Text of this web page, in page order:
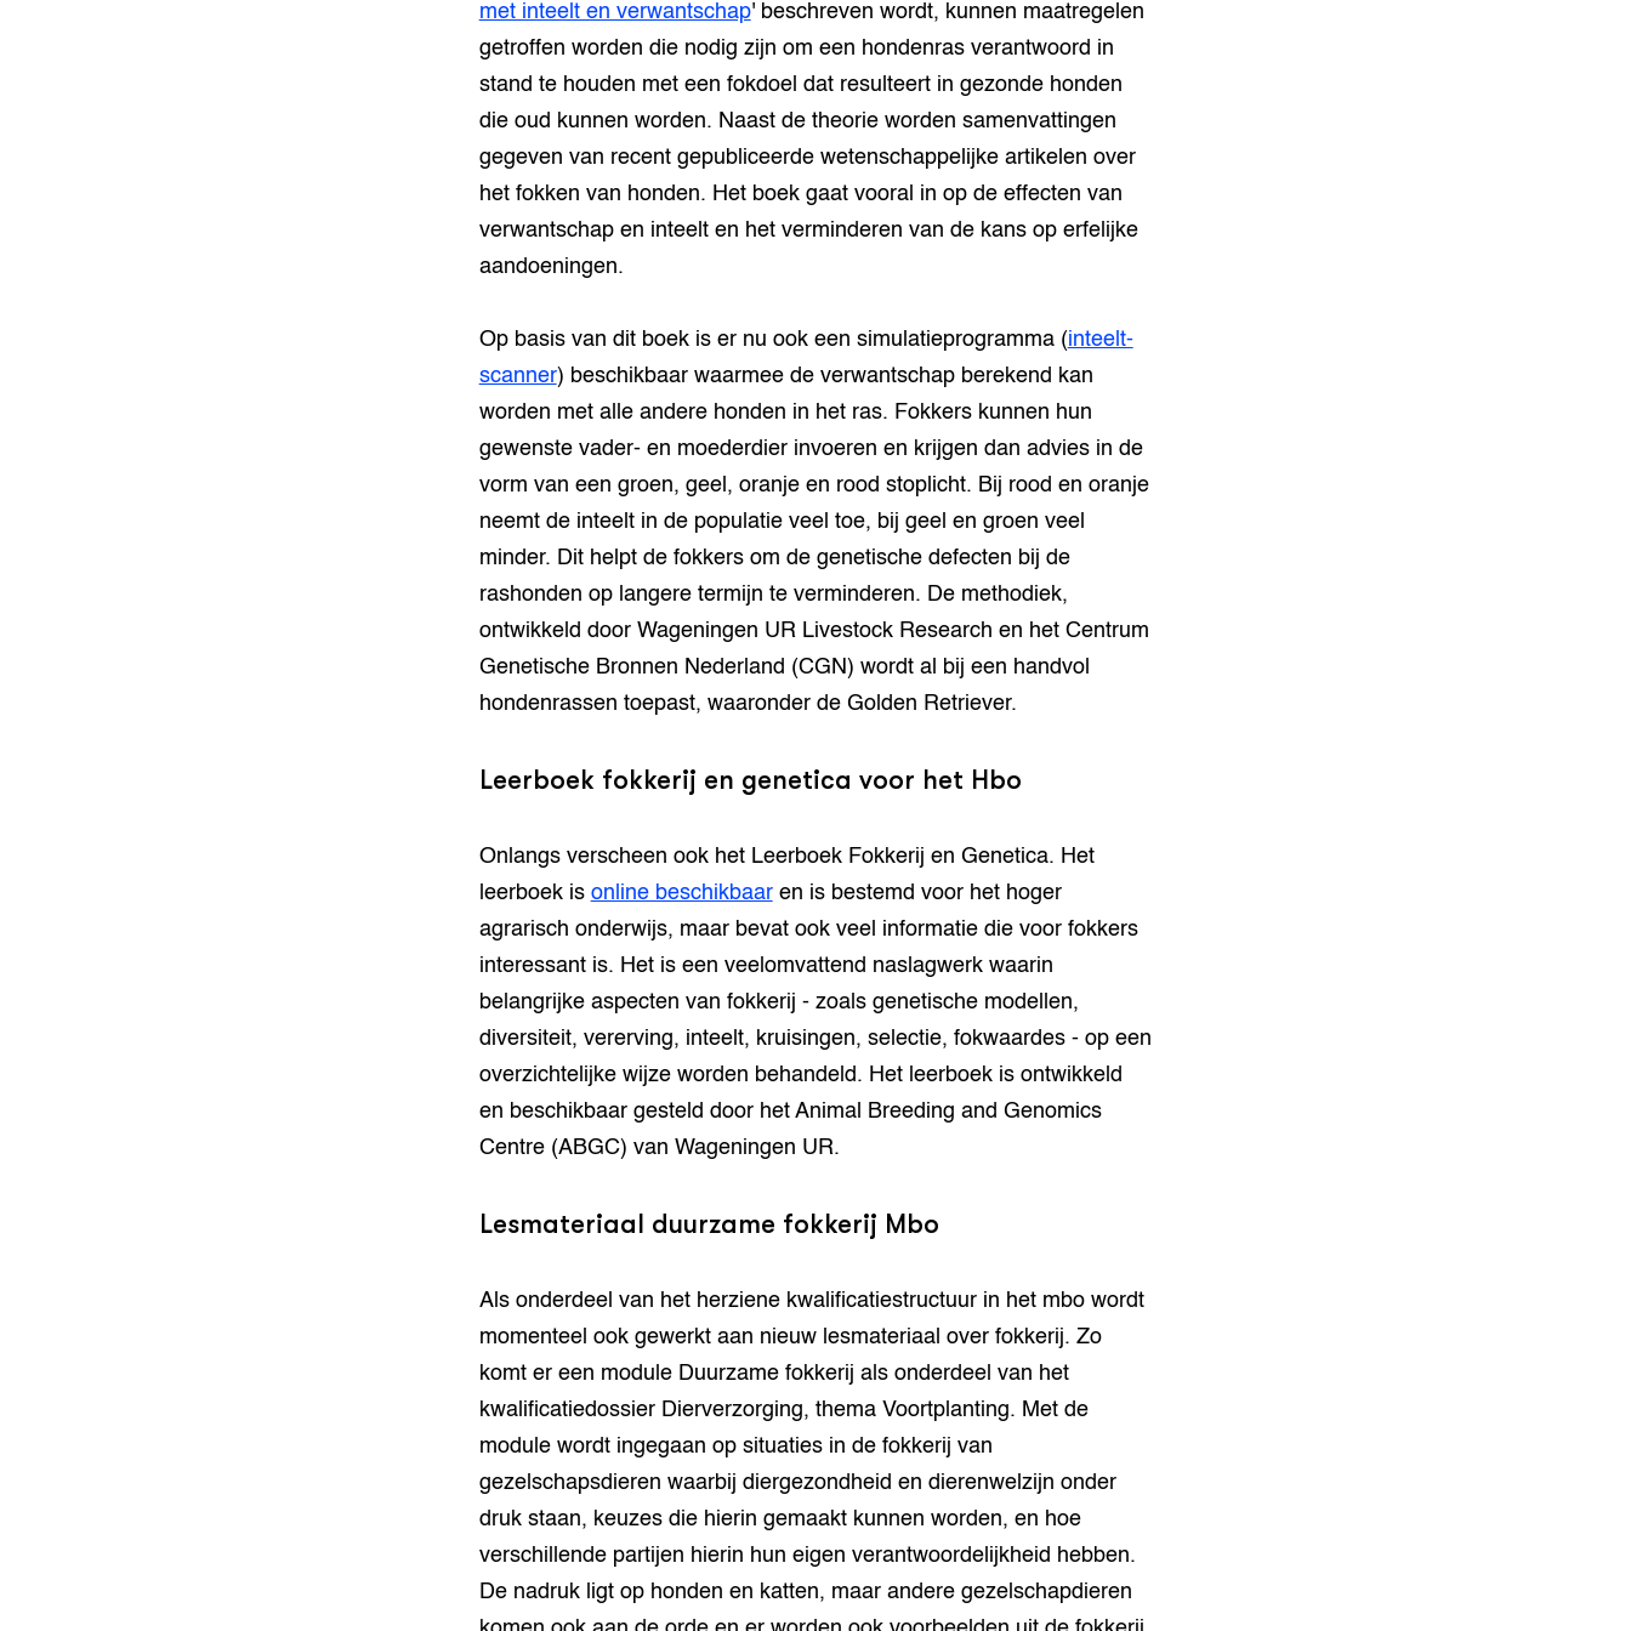
met inteelt en verwantschap' beschreven wordt, kunnen maatregelen
getroffen worden die nodig zijn om een hondenras verantwoord in
stand te houden met een fokdoel dat resulteert in gezonde honden
die oud kunnen worden. Naast de theorie worden samenvattingen
gegeven van recent gepubliceerde wetenschappelijke artikelen over
het fokken van honden. Het boek gaat vooral in op de effecten van
verwantschap en inteelt en het verminderen van de kans op erfelijke
aandoeningen.
Op basis van dit boek is er nu ook een simulatieprogramma (inteelt-
scanner) beschikbaar waarmee de verwantschap berekend kan
worden met alle andere honden in het ras. Fokkers kunnen hun
gewenste vader- en moederdier invoeren en krijgen dan advies in de
vorm van een groen, geel, oranje en rood stoplicht. Bij rood en oranje
neemt de inteelt in de populatie veel toe, bij geel en groen veel
minder. Dit helpt de fokkers om de genetische defecten bij de
rashonden op langere termijn te verminderen. De methodiek,
ontwikkeld door Wageningen UR Livestock Research en het Centrum
Genetische Bronnen Nederland (CGN) wordt al bij een handvol
hondenrassen toepast, waaronder de Golden Retriever.
Leerboek fokkerij en genetica voor het Hbo
Onlangs verscheen ook het Leerboek Fokkerij en Genetica. Het
leerboek is online beschikbaaren is bestemd voor het hoger
agrarisch onderwijs, maar bevat ook veel informatie die voor fokkers
interessant is. Het is een veelomvattend naslagwerk waarin
belangrijke aspecten van fokkerij - zoals genetische modellen,
diversiteit, vererving, inteelt, kruisingen, selectie, fokwaardes - op een
overzichtelijke wijze worden behandeld. Het leerboek is ontwikkeld
en beschikbaar gesteld door het Animal Breeding and Genomics
Centre (ABGC) van Wageningen UR.
Lesmateriaal duurzame fokkerij Mbo
Als onderdeel van het herziene kwalificatiestructuur in het mbo wordt
momenteel ook gewerkt aan nieuw lesmateriaal over fokkerij. Zo
komt er een module Duurzame fokkerij als onderdeel van het
kwalificatiedossier Dierverzorging, thema Voortplanting. Met de
module wordt ingegaan op situaties in de fokkerij van
gezelschapsdieren waarbij diergezondheid en dierenwelzijn onder
druk staan, keuzes die hierin gemaakt kunnen worden, en hoe
verschillende partijen hierin hun eigen verantwoordelijkheid hebben.
De nadruk ligt op honden en katten, maar andere gezelschapdieren